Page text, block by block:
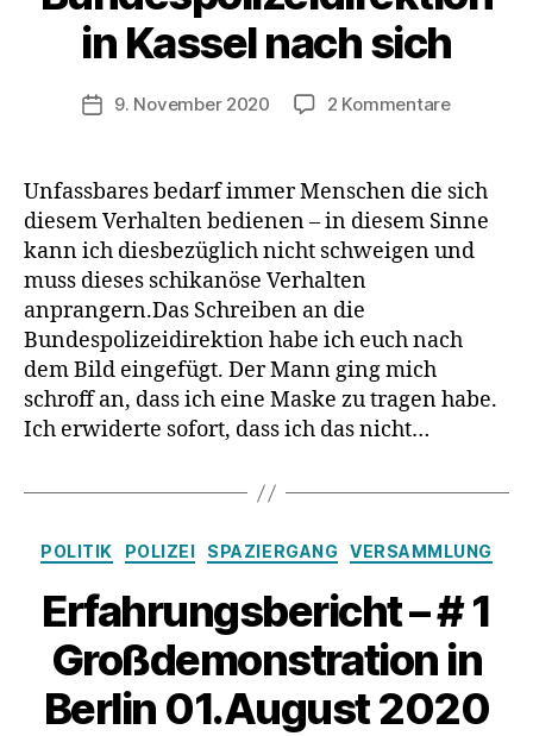
in Kassel nach sich
Veröffentlichungsdatum
9. November 2020 2 Kommentarezu
Verhalten
in
zieht
bei
Kassel
sich
Unfassbares bedarf immer Menschen die sich
diesem Verhalten bedienen – in diesem Sinne
kann ich diesbezüglich nicht schweigen und
muss dieses schikanöse Verhalten
anprangern.Das Schreiben an die
Bundespolizeidirektion habe ich euch nach
dem Bild eingefügt. Der Mann ging mich
schroff an, dass ich eine Maske zu tragen habe.
Ich erwiderte sofort, dass ich das nicht…
Kategorien
POLITIK POLIZEI SPAZIERGANG VERSAMMLUNG
Erfahrungsbericht – # 1
Großdemonstration in
Berlin 01.August 2020